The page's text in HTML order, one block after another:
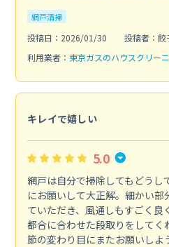
網戸清掃
投稿日：2026/01/30
投稿者：餃
利用業者： 東京ガスのハウスクリー
キレイで嬉しい
5.0
網戸は自分で掃除してもどうし
にお願いして大正解。細かい部
ていただき、風通しもすごく良
都合に合わせた段取りをしてく
節の変わり目にまたお願いしよ